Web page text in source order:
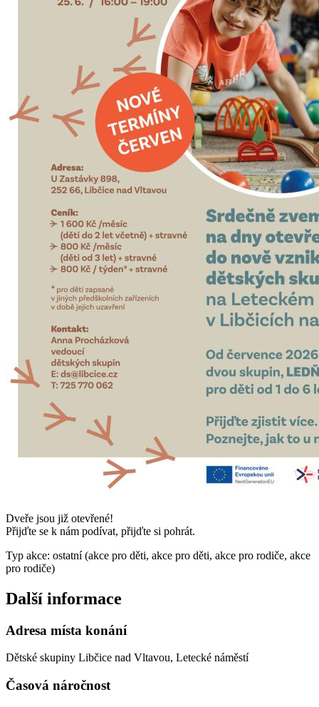
Dveře jsou již otevřené!
Přijďte se k nám podívat, přijďte si pohrát.
Typ akce: ostatní (akce pro děti, akce pro děti, akce pro rodiče, akce
pro rodiče)
Další informace
Adresa místa konání
Dětské skupiny Libčice nad Vltavou, Letecké náměstí
Časová náročnost